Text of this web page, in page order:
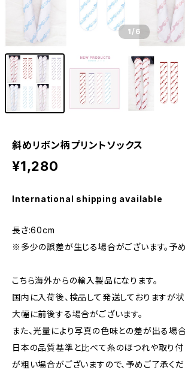
1 /6
斜めリボン柄プリントソックス
¥1,280
International shipping available
長さ:60cm
※多少の誤差が生じる場合がございます。予め
こちら海外からの輸入製品になります。
国内に入荷後、検品して発送しておりますが
大幅に前後する場合がございます。
また、光量により写真の色味との差が出る場合
日本の品質基準と比べて糸のほつれや取り
が粗い場合がございますので、予めご了承くだ